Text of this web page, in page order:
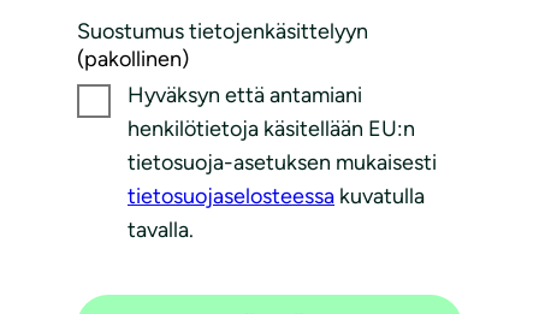
Suostumus tietojenkäsittelyyn
(pakollinen)
Hyväksyn että antamiani
henkilötietoja käsitellään EU:n
tietosuoja-asetuksen mukaisesti
tietosuojaselosteessa kuvatulla
tavalla.